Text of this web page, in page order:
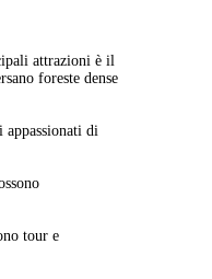
attrazioni è il
foreste dense
appassionati di
tour e